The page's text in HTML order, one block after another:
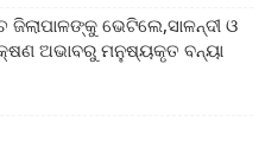
ଭେଟିଲେ,ସାଳନ୍ଦୀ ଓ
ଅଭାବରୁ ମନୁଷ୍ୟକୃତ ବନ୍ୟା